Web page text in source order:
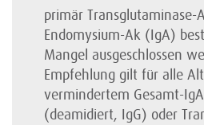
primär Transglutaminase-
Endomysium-Ak (IgA)
Mangel ausgeschlossen
Empfehlung gilt für alle
vermindertem Gesamt-
(deamidiert, IgG) oder